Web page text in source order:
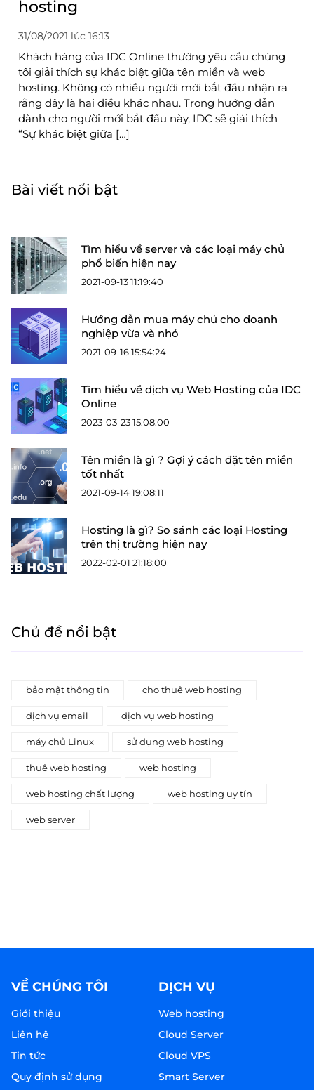
hosting
31/08/2021 lúc 16:13
Khách hàng của IDC Online thường yêu cầu chúng
tôi giải thích sự khác biệt giữa tên miền và web
hosting. Không có nhiều người mới bắt đầu nhận ra
rằng đây là hai điều khác nhau. Trong hướng dẫn
dành cho người mới bắt đầu này, IDC sẽ giải thích
“Sự khác biệt giữa […]
Bài viết nổi bật
Tìm hiểu về server và các loại máy chủ
phổ biến hiện nay
2021-09-13 11:19:40
Hướng dẫn mua máy chủ cho doanh
nghiệp vừa và nhỏ
2021-09-16 15:54:24
Tìm hiểu về dịch vụ Web Hosting của IDC
Online
2023-03-23 15:08:00
Tên miền là gì ? Gợi ý cách đặt tên miền
tốt nhất
2021-09-14 19:08:11
Hosting là gì? So sánh các loại Hosting
trên thị trường hiện nay
2022-02-01 21:18:00
Chủ đề nổi bật
bảo mật thông tin cho thuê web hosting
dịch vụ email dịch vụ web hosting
máy chủ Linux sử dụng web hosting
thuê web hosting web hosting
web hosting chất lượng web hosting uy tín
web server
VỀ CHÚNG TÔI
Giới thiệu
Liên hệ
Tin tức
Quy định sử dụng
DỊCH VỤ
Web hosting
Cloud Server
Cloud VPS
Smart Server